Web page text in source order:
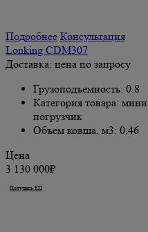
Подробнее Консультация
Lonking CDM307
Доставка: цена по запросу
Грузоподъемность: 0.8
Категория товара: мини
погрузчик
Объем ковша, м3: 0,46
Цена
3 130 000₽
Получить КП